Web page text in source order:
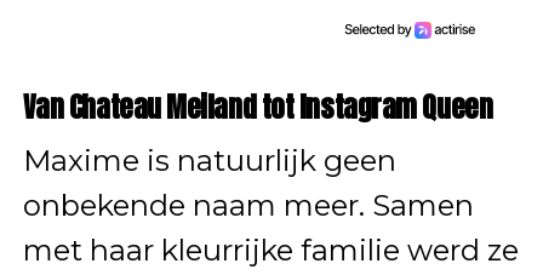
Van Chateau Meiland tot Instagram Queen
Maxime is natuurlijk geen
onbekende naam meer. Samen
met haar kleurrijke familie werd ze